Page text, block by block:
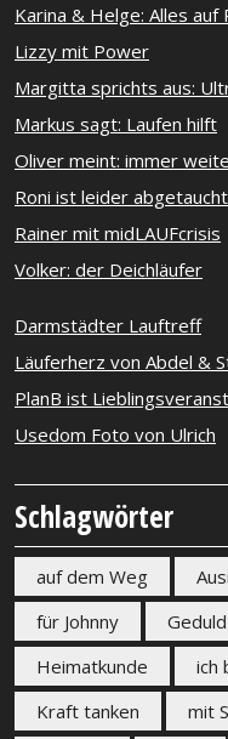
Karina & Helge: Alles auf
Lizzy mit Power
Margitta sprichts aus:
Markus sagt: Laufen hilft
Oliver meint: immer
Roni ist leider abgetaucht
Rainer mit midLAUFcrisis
Volker: der Deichläufer
Darmstädter Lauftreff
Läuferherz von Abdel &
PlanB ist
Usedom Foto von Ulrich
Schlagwörter
auf dem Weg
für Johnny
Geduld
Heimatkunde
ich
Kraft tanken
mit